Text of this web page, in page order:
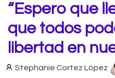
“Espero que
que todos
libertad en
Stephanie Cortez López